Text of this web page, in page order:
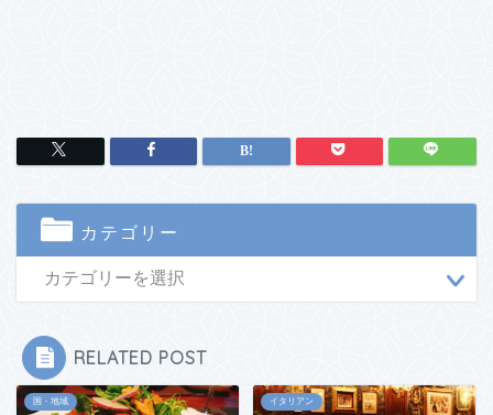
カテゴリー
RELATED POST
国・地域 イタリアン